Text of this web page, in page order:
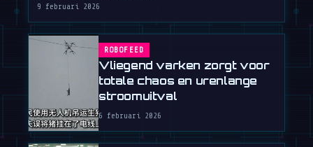
9 februari 2026
ROBOFEED
Vliegend varken zorgt voor
totale chaos en urenlange
stroomuitval
6 februari 2026